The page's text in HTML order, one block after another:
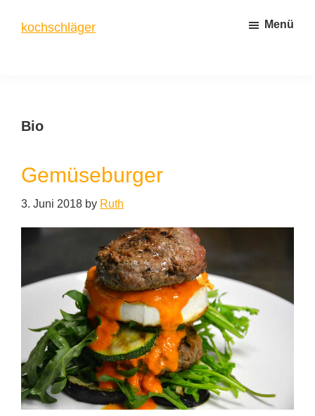
Inhalt
Seitenspalte
kochschläger Menü
Bio
Gemüseburger
3. Juni 2018 by Ruth